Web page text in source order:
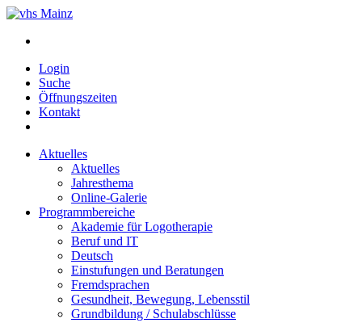
Login
Suche
Öffnungszeiten
Kontakt
Aktuelles
Aktuelles
Jahresthema
Online-Galerie
Programmbereiche
Akademie für Logotherapie
Beruf und IT
Deutsch
Einstufungen und Beratungen
Fremdsprachen
Gesundheit, Bewegung, Lebensstil
Grundbildung / Schulabschlüsse